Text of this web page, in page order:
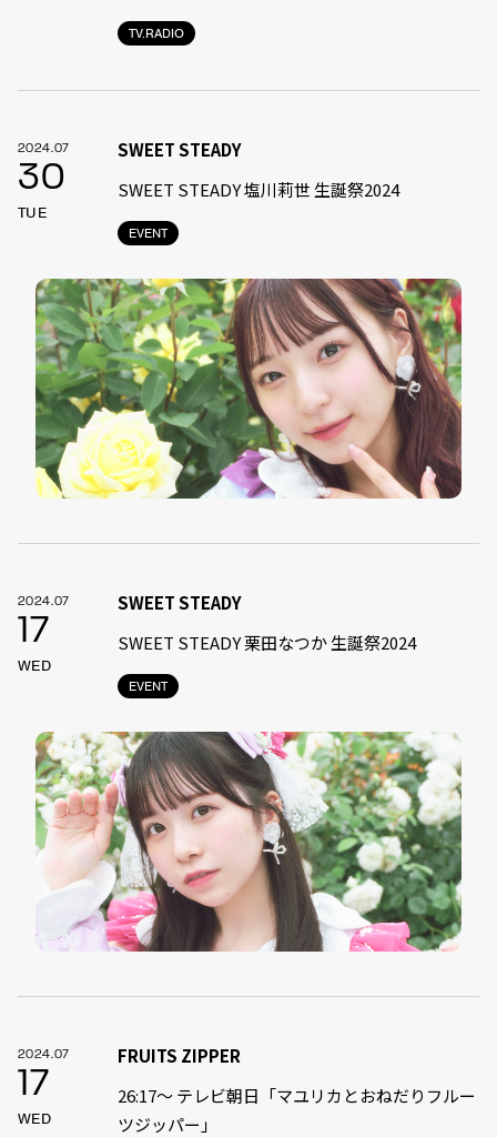
TV.RADIO
2024.07
30
TUE
EVENT
SWEET STEADY
SWEET STEADY 塩川莉世 生誕祭2024
2024.07
17
WED
EVENT
SWEET STEADY
SWEET STEADY 栗田なつか 生誕祭2024
2024.07
17
WED
FRUITS ZIPPER
26:17～ テレビ朝日「マユリカとおねだりフルー
ツジッパー」